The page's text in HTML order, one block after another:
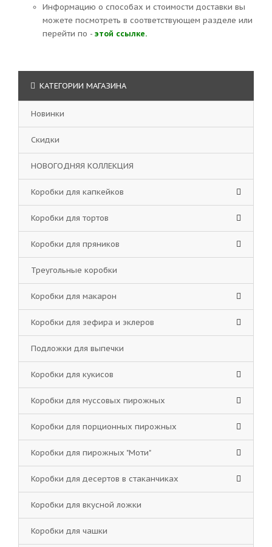
Информацию о способах и стоимости доставки вы
можете посмотреть в соответствующем разделе или
перейти по - этой ссылке.
КАТЕГОРИИ МАГАЗИНА
Новинки
Скидки
НОВОГОДНЯЯ КОЛЛЕКЦИЯ
Коробки для капкейков
Коробки для тортов
Коробки для пряников
Треугольные коробки
Коробки для макарон
Коробки для зефира и эклеров
Подложки для выпечки
Коробки для кукисов
Коробки для муссовых пирожных
Коробки для порционных пирожных
Коробки для пирожных "Моти"
Коробки для десертов в стаканчиках
Коробки для вкусной ложки
Коробки для чашки